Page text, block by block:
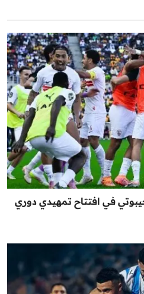
في افتتاح تمهيدي دوري